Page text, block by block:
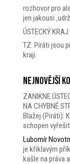
rozhovor pro
jen jakousi
ÚSTECKÝ
TZ: Piráti jsou
kraji.
Nejnovější
ZANIKNE
NA CHYBNÉ
Blažej (Piráti):
schopen vyřešit
Lubomír
je křiklavým
kašle na práva